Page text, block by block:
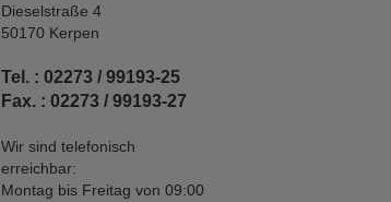
Dieselstraße 4
50170 Kerpen
Tel. : 02273 / 99193-25
Fax. : 02273 / 99193-27
Wir sind telefonisch
erreichbar:
Montag bis Freitag von 09:00